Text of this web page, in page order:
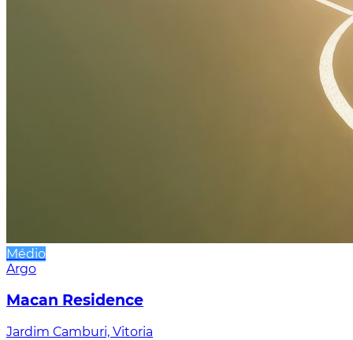
Médio
Argo
Macan Residence
Jardim Camburi, Vitoria